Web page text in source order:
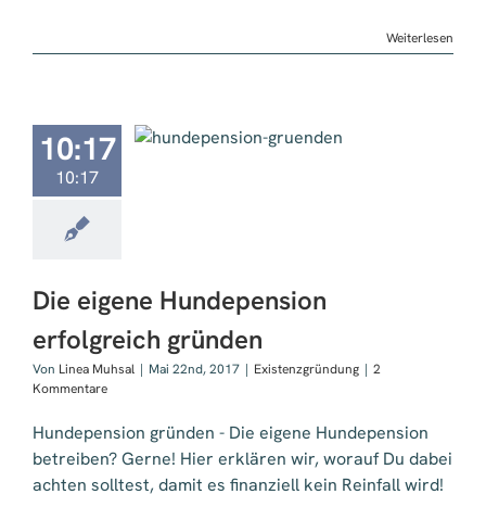
Weiterlesen
10:17
10:17
eigene
gründen
Die eigene Hundepension
erfolgreich gründen
Von Linea Muhsal | Mai 22nd, 2017 | Existenzgründung | 2
Kommentare
Hundepension gründen - Die eigene Hundepension
betreiben? Gerne! Hier erklären wir, worauf Du dabei
achten solltest, damit es finanziell kein Reinfall wird!